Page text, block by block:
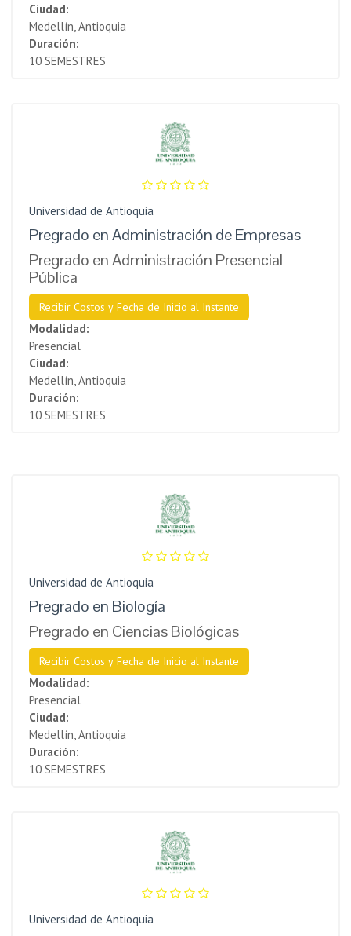
Ciudad:
Medellín, Antioquia
Duración:
10 SEMESTRES
Universidad de Antioquia
Pregrado en Administración de Empresas
Pregrado en Administración Presencial
Pública
Recibir Costos y Fecha de Inicio al Instante
Modalidad:
Presencial
Ciudad:
Medellín, Antioquia
Duración:
10 SEMESTRES
Universidad de Antioquia
Pregrado en Biología
Pregrado en Ciencias Biológicas
Recibir Costos y Fecha de Inicio al Instante
Modalidad:
Presencial
Ciudad:
Medellín, Antioquia
Duración:
10 SEMESTRES
Universidad de Antioquia